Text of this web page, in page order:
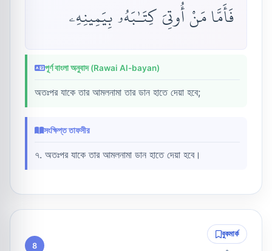
فَأَمَّا مَنْ أُوتِىَ كِتَـٰبَهُۥ بِيَمِينِهِۦ
পূর্ণ বাংলা অনুবাদ (Rawai Al-bayan)
অতঃপর যাকে তার আমলনামা তার ডান হাতে দেয়া হবে;
সংক্ষিপ্ত তাফসীর
৭. অতঃপর যাকে তার আমলনামা ডান হাতে দেয়া হবে।
8
বুকমার্ক